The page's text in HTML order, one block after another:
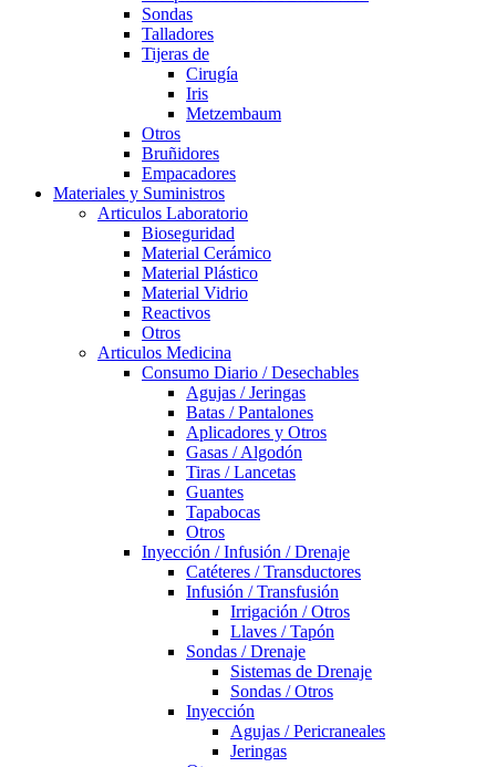
Sondas
Talladores
Tijeras de
Cirugía
Iris
Metzembaum
Otros
Bruñidores
Empacadores
Materiales y Suministros
Articulos Laboratorio
Bioseguridad
Material Cerámico
Material Plástico
Material Vidrio
Reactivos
Otros
Articulos Medicina
Consumo Diario / Desechables
Agujas / Jeringas
Batas / Pantalones
Aplicadores y Otros
Gasas / Algodón
Tiras / Lancetas
Guantes
Tapabocas
Otros
Inyección / Infusión / Drenaje
Catéteres / Transductores
Infusión / Transfusión
Irrigación / Otros
Llaves / Tapón
Sondas / Drenaje
Sistemas de Drenaje
Sondas / Otros
Inyección
Agujas / Pericraneales
Jeringas